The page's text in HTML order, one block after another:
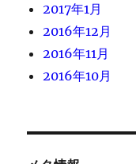
2017年1月
2016年12月
2016年11月
2016年10月